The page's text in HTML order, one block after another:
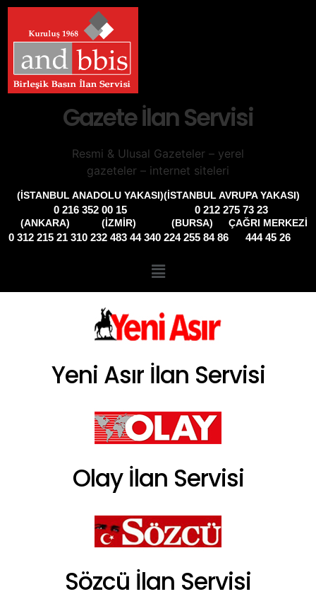
Gazete İlan Servisi
Resmi & Ulusal Gazeteler – yerel
gazeteler – internet siteleri
(İSTANBUL ANADOLU YAKASI)
0 216 352 00 15
(İSTANBUL AVRUPA YAKASI)
0 212 275 73 23
(ANKARA)
0 312 215 21 31
(İZMIR)
0 232 483 44 34
(BURSA)
0 224 255 84 86
ÇAĞRI MERKEZİ
444 45 26
Yeni Asır İlan Servisi
Olay İlan Servisi
Sözcü İlan Servisi